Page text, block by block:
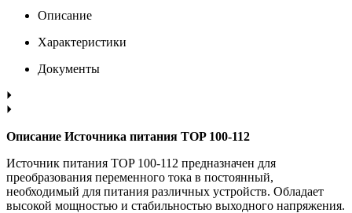
Описание
Характеристики
Документы
Описание Источника питания TOP 100-112
Источник питания TOP 100-112 предназначен для
преобразования переменного тока в постоянный,
необходимый для питания различных устройств. Обладает
высокой мощностью и стабильностью выходного напряжения.